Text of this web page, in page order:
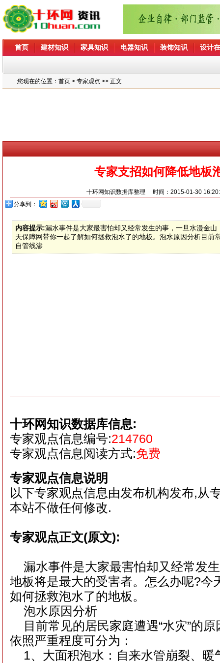
首页 建材知识 家具知识 电器知识 装饰知识 设计
您现在的位置：首页 > 专家观点 >> 正文
专家支招如何降低地板
十环网知识数据库整理
时间：2015-01-30
分享到：
内容提示:漏水事件是大家最害怕却又经常发生的事，一旦水漫金
天保障网带你一起了解如何拯救泡水了的地板。泡水原因分析目前
自管线渗
十环网知识数据库信息:
专家观点信息编号:214760
专家观点信息阅读方式:免费
专家观点信息说明
以下专家观点信息由发布机构发布,从
本站不做任何修改.
专家观点正文(原文):
漏水事件是大家最害怕却又经常发
地板将是最大的受害者。怎么办呢?今
如何拯救泡水了的地板。
泡水原因分析
目前常见的居民家庭遭遇“水灾”的
依照严重程度可分为：
1、大面积泡水：自来水管崩裂、暖